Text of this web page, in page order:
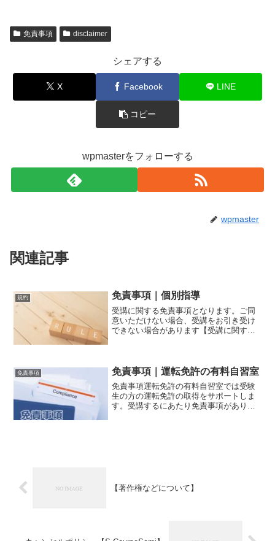
免責事項 disclaimer
シェアする
X Facebook LINE
コピー
wpmasterをフォローする
wpmaster
関連記事
規約 免責事項｜個別指導
受講に関する免責事項となります。ご同
意いただけない場合、受講をお引き受け
できない場合があります【受講に関する
る場合があります。２、２...
免責事項 免責事項｜運転免許の有料自習室
免責事項運転免許の有料自習室では受験
生の方の運転免許の取得をサポートしま
す。受講するにあたり免責事項がありま
【著作権などについて】